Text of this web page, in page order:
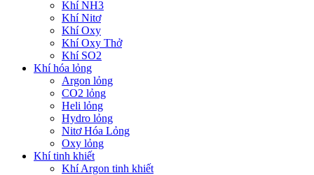
Khí NH3
Khí Nitơ
Khí Oxy
Khí Oxy Thở
Khí SO2
Khí hóa lỏng
Argon lỏng
CO2 lỏng
Heli lỏng
Hydro lỏng
Nitơ Hóa Lỏng
Oxy lỏng
Khí tinh khiết
Khí Argon tinh khiết